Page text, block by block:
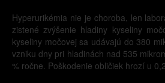
Hyperurikémia nie je choroba, len
zistené zvýšenie hladiny kyseliny
kyseliny močovej sa udávajú do 380
vzniku dny pri hladinách nad 535
% ročne. Poškodenie obličiek hrozí u